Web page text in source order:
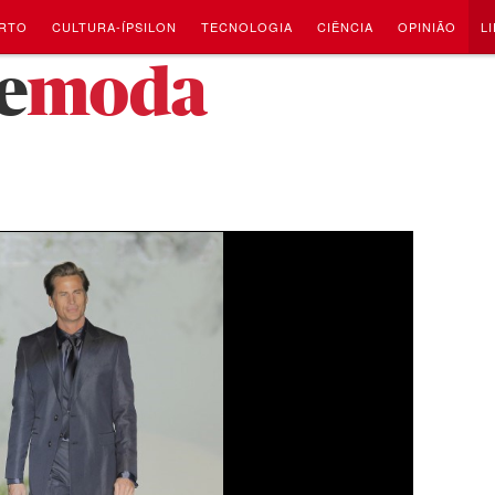
CULTURA-ÍPSILON TECNOLOGIA CIÊNCIA OPINIÃO
moda